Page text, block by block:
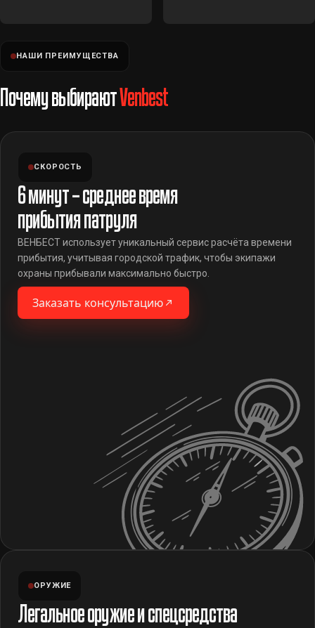
НАШИ ПРЕИМУЩЕСТВА
Почему выбираютVenbest
СКОРОСТЬ
6 минут – среднее время
прибытия патруля
ВЕНБЕСТ использует уникальный сервис расчёта времени
прибытия, учитывая городской трафик, чтобы экипажи
охраны прибывали максимально быстро.
Заказать консультацию
ОРУЖИЕ
Легальное оружие и спецсредства